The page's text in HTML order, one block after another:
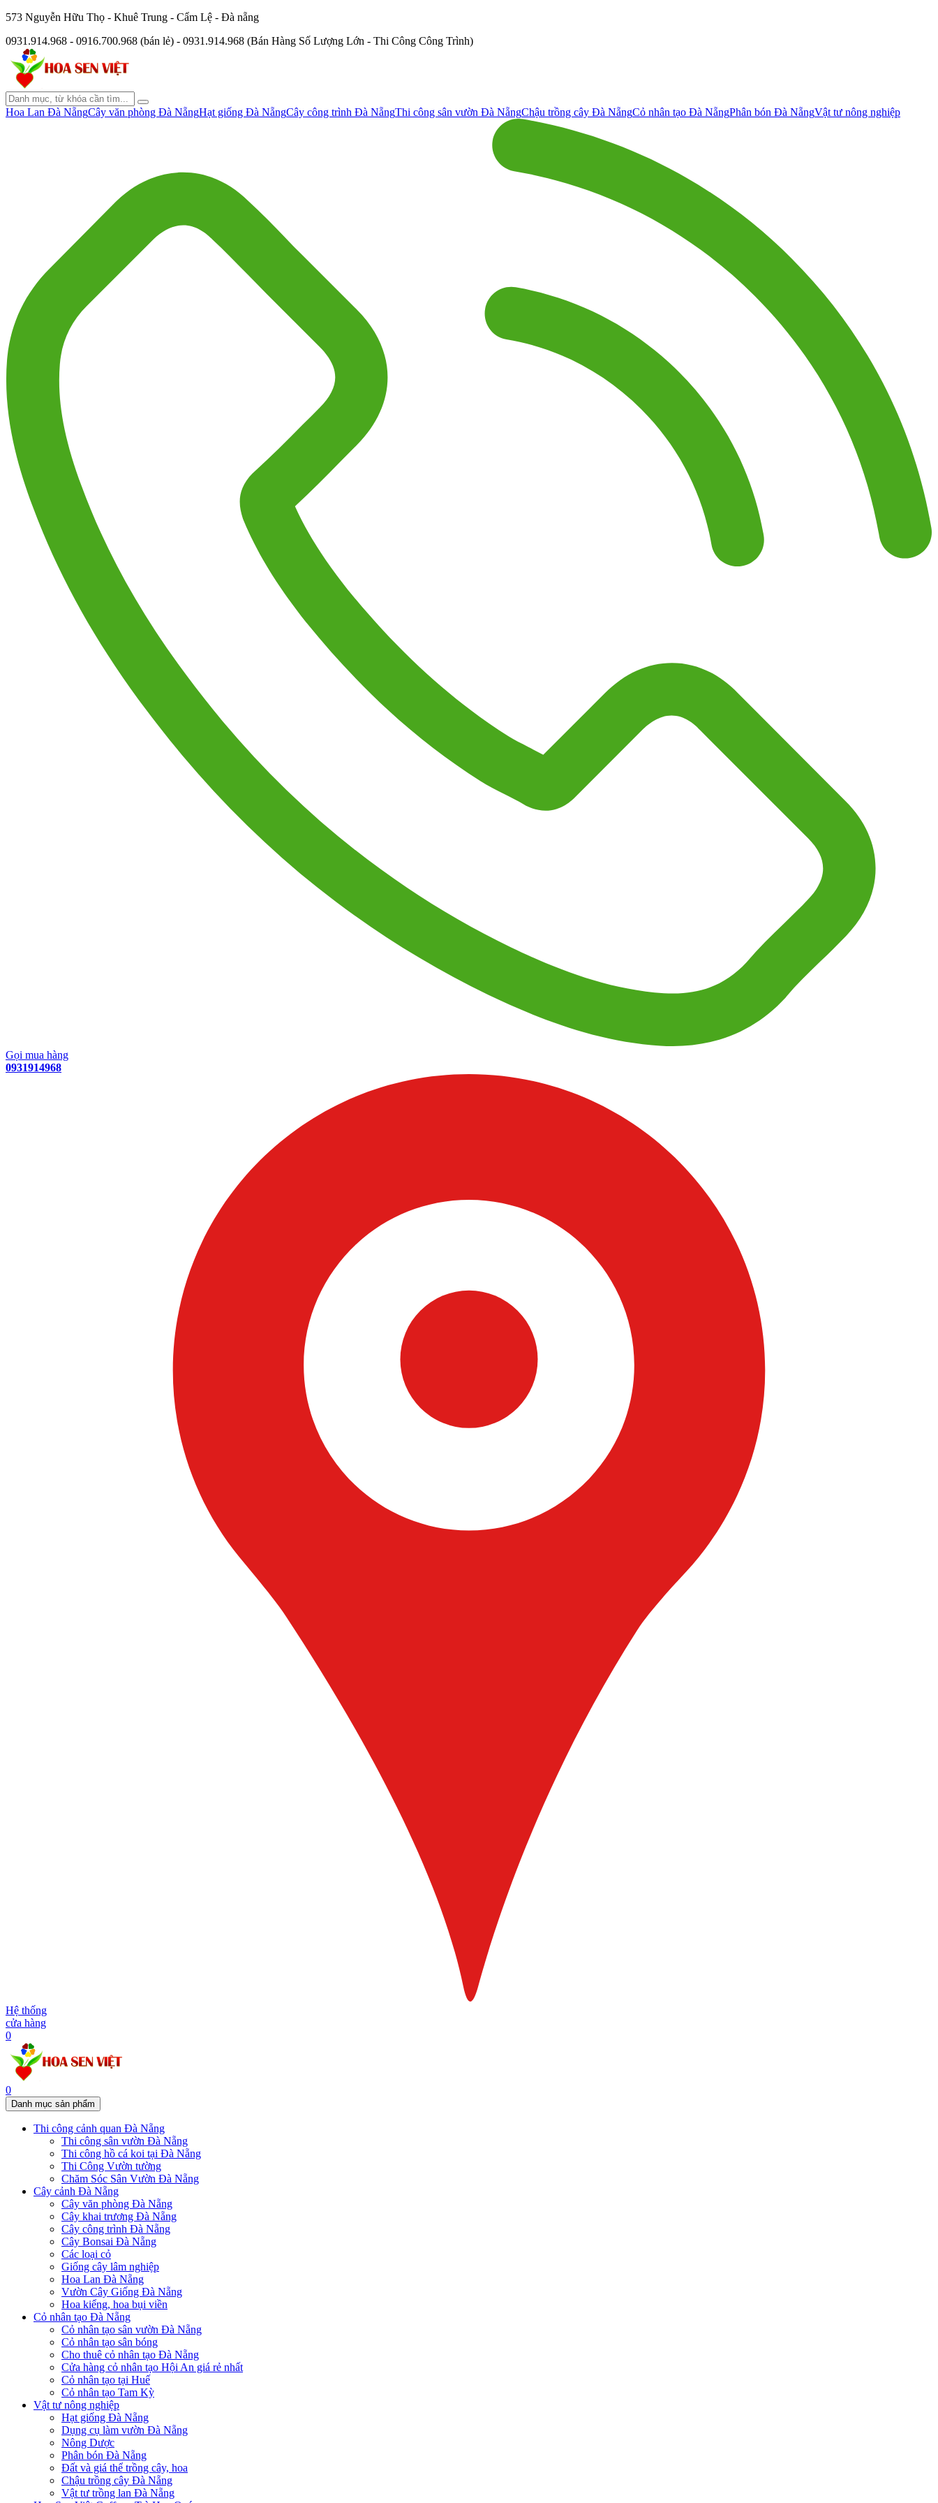
573 Nguyễn Hữu Thọ - Khuê Trung - Cẩm Lệ - Đà nẵng
0931.914.968 - 0916.700.968 (bán lẻ) - 0931.914.968 (Bán Hàng Số Lượng Lớn - Thi Công Công Trình)
Hoa Lan Đà NẵngCây văn phòng Đà NẵngHạt giống Đà NẵngCây công trình Đà NẵngThi công sân vườn Đà NẵngChậu trồng cây Đà NẵngCỏ nhân tạo Đà NẵngPhân bón Đà NẵngVật tư nông nghiệp
Gọi mua hàng
0931914968
Hệ thống
cửa hàng
0
0
Danh mục sản phẩm
Thi công cảnh quan Đà Nẵng
Thi công sân vườn Đà Nẵng
Thi công hồ cá koi tại Đà Nẵng
Thi Công Vườn tường
Chăm Sóc Sân Vườn Đà Nẵng
Cây cảnh Đà Nẵng
Cây văn phòng Đà Nẵng
Cây khai trương Đà Nẵng
Cây công trình Đà Nẵng
Cây Bonsai Đà Nẵng
Các loại cỏ
Giống cây lâm nghiệp
Hoa Lan Đà Nẵng
Vườn Cây Giống Đà Nẵng
Hoa kiểng, hoa bụi viền
Cỏ nhân tạo Đà Nẵng
Cỏ nhân tạo sân vườn Đà Nẵng
Cỏ nhân tạo sân bóng
Cho thuê cỏ nhân tạo Đà Nẵng
Cửa hàng cỏ nhân tạo Hội An giá rẻ nhất
Cỏ nhân tạo tại Huế
Cỏ nhân tạo Tam Kỳ
Vật tư nông nghiệp
Hạt giống Đà Nẵng
Dụng cụ làm vườn Đà Nẵng
Nông Dược
Phân bón Đà Nẵng
Đất và giá thể trồng cây, hoa
Chậu trồng cây Đà Nẵng
Vật tư trồng lan Đà Nẵng